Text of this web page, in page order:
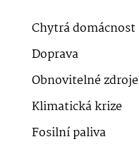
Chytrá domácnost
Doprava
Obnovitelné zdroje
Klimatická krize
Fosilní paliva